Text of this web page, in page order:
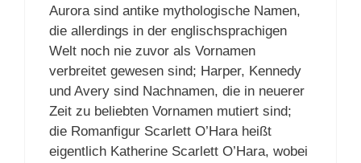
Aurora sind antike mythologische Namen,
die allerdings in der englischsprachigen
Welt noch nie zuvor als Vornamen
verbreitet gewesen sind; Harper, Kennedy
und Avery sind Nachnamen, die in neuerer
Zeit zu beliebten Vornamen mutiert sind;
die Romanfigur Scarlett O’Hara heißt
eigentlich Katherine Scarlett O’Hara, wobei